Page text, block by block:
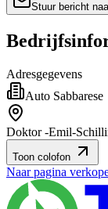
Stuur bericht
Adresgegevens
Auto Sabbarese
Doktor -Emil-
Toon colofon
Naar pagina